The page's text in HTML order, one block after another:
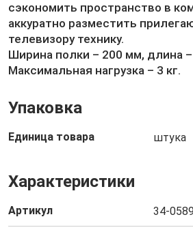
сэкономить пространство в
аккуратно разместить
телевизору технику.
Ширина полки – 200 мм, длина
Максимальная нагрузка – 3 кг.
Упаковка
Единица товара штука
Характеристики
Артикул 34-0589